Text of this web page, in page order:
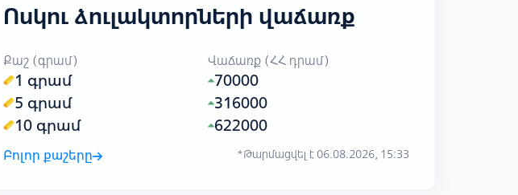
Ոսկու ձուլակտորների վաճառք
Քաշ (գրամ) Վաճառք (ՀՀ դրամ)
1 գրամ
70000
5 գրամ
316000
10 գրամ
622000
Բոլոր քաշերը *Թարմացվել է 06.08.2026, 15:33